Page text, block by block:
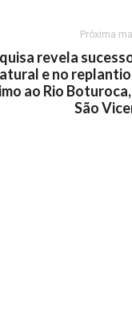
Próxima
revela
e no replantio
ao Rio
São